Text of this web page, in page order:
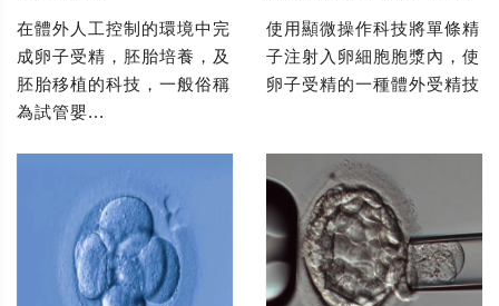
在體外人工控制的環境中完
成卵子受精，胚胎培養，及
胚胎移植的科技，一般俗稱
為試管嬰...
使用顯微操作科技將單條精
子注射入卵細胞胞漿內，使
卵子受精的一種體外受精技